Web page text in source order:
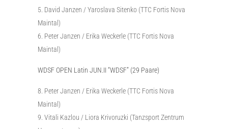
David Janzen / Yaroslava Sitenko (TTC Fortis Nova
Maintal)
Peter Janzen / Erika Weckerle (TTC Fortis Nova
Maintal)
WDSF OPEN Latin JUN.II “WDSF” (29 Paare)
Peter Janzen / Erika Weckerle (TTC Fortis Nova
Maintal)
Vitali Kazlou / Liora Krivoruzki (Tanzsport Zentrum